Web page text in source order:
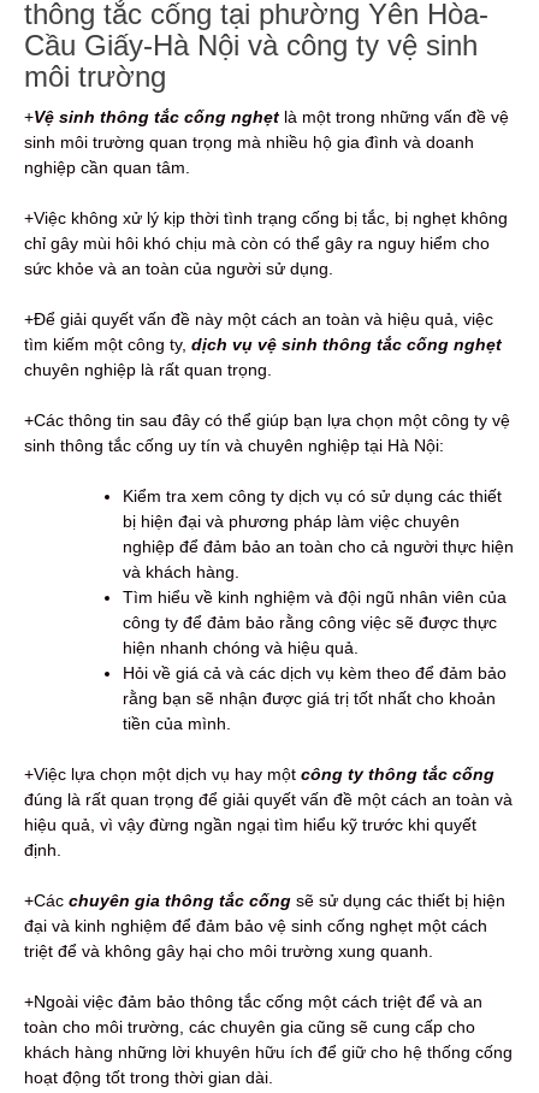
thông tắc cống tại phường Yên Hòa-
Cầu Giấy-Hà Nội và công ty vệ sinh
môi trường
+Vệ sinh thông tắc cống nghẹt là một trong những vấn đề vệ
sinh môi trường quan trọng mà nhiều hộ gia đình và doanh
nghiệp cần quan tâm.
+Việc không xử lý kịp thời tình trạng cống bị tắc, bị nghẹt không
chỉ gây mùi hôi khó chịu mà còn có thể gây ra nguy hiểm cho
sức khỏe và an toàn của người sử dụng.
+Để giải quyết vấn đề này một cách an toàn và hiệu quả, việc
tìm kiếm một công ty, dịch vụ vệ sinh thông tắc cống nghẹt
chuyên nghiệp là rất quan trọng.
+Các thông tin sau đây có thể giúp bạn lựa chọn một công ty vệ
sinh thông tắc cống uy tín và chuyên nghiệp tại Hà Nội:
Kiểm tra xem công ty dịch vụ có sử dụng các thiết
bị hiện đại và phương pháp làm việc chuyên
nghiệp để đảm bảo an toàn cho cả người thực hiện
và khách hàng.
Tìm hiểu về kinh nghiệm và đội ngũ nhân viên của
công ty để đảm bảo rằng công việc sẽ được thực
hiện nhanh chóng và hiệu quả.
Hỏi về giá cả và các dịch vụ kèm theo để đảm bảo
rằng bạn sẽ nhận được giá trị tốt nhất cho khoản
tiền của mình.
+Việc lựa chọn một dịch vụ hay một công ty thông tắc cống
đúng là rất quan trọng để giải quyết vấn đề một cách an toàn và
hiệu quả, vì vậy đừng ngần ngại tìm hiểu kỹ trước khi quyết
định.
+Các chuyên gia thông tắc cống sẽ sử dụng các thiết bị hiện
đại và kinh nghiệm để đảm bảo vệ sinh cống nghẹt một cách
triệt để và không gây hại cho môi trường xung quanh.
+Ngoài việc đảm bảo thông tắc cống một cách triệt để và an
toàn cho môi trường, các chuyên gia cũng sẽ cung cấp cho
khách hàng những lời khuyên hữu ích để giữ cho hệ thống cống
hoạt động tốt trong thời gian dài.